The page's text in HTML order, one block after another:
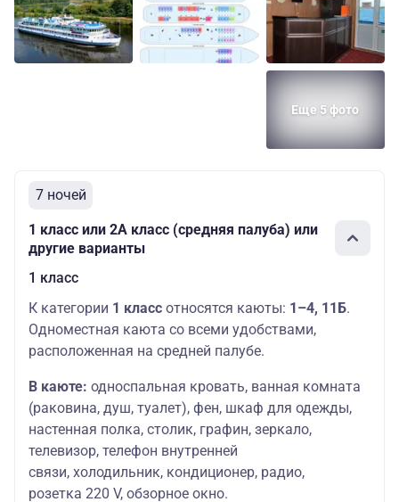
Еще 5 фото
7 ночей
1 класс или 2А класс (средняя палуба) или
другие варианты
1 класс
К категории 1 класс относятся каюты: 1–4, 11Б.
Одноместная каюта со всеми удобствами,
расположенная на средней палубе.
В каюте: односпальная кровать, ванная комната
(раковина, душ, туалет), фен, шкаф для одежды,
настенная полка, столик, графин, зеркало,
телевизор, телефон внутренней
связи, холодильник, кондиционер, радио,
розетка 220 V, обзорное окно.